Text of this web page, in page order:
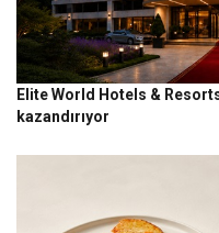
Elite World Hotels &
kazandırıyor